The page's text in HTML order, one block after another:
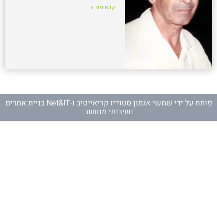
קרא עוד »
פותח על ידי שמשי אגמון סטודיו קריאייטיב ו- Net&IT בניית אתרים
ושירותי מחשוב